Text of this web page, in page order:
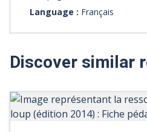
Language : Français
Discover similar